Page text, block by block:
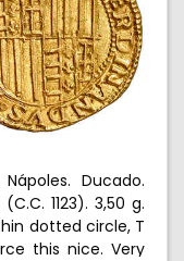
Ducado.
1123). 3,50 g.
dotted circle, T
this nice. Very